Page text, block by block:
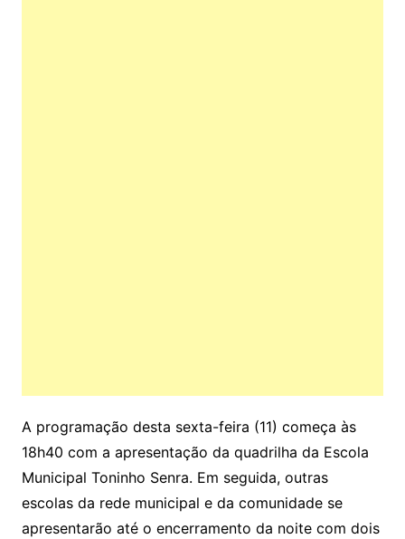
A programação desta sexta-feira (11) começa às
18h40 com a apresentação da quadrilha da Escola
Municipal Toninho Senra. Em seguida, outras
escolas da rede municipal e da comunidade se
apresentarão até o encerramento da noite com dois